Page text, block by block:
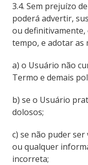
3.4. Sem prejuízo
poderá advertir,
ou
tempo, e adotar as
a) o Usuário não
Termo e demais
b) se o Usuário
dolosos;
c) se não puder
ou qualquer
incorreta;